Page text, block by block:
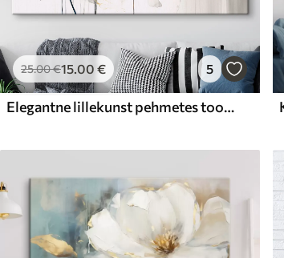
25.00€15.00 € 5
Elegantne lillekunst pehmetes toonides